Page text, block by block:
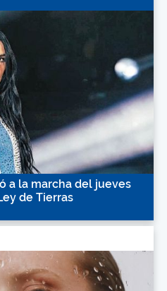
a la marcha del jueves
de Tierras